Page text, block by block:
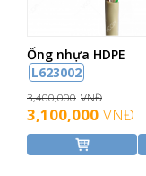
Ống nhựa HDPE
L623002
3,400,000 VNĐ
3,100,000 VNĐ